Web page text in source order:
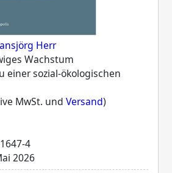
Herr
Wachstum
einer sozial-ökologischen
MwSt. und Versand)
4
2026